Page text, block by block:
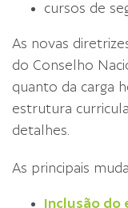
cursos de
As novas
do Conselho
quanto da carga
estrutura
detalhes.
As principais
Inclusão do